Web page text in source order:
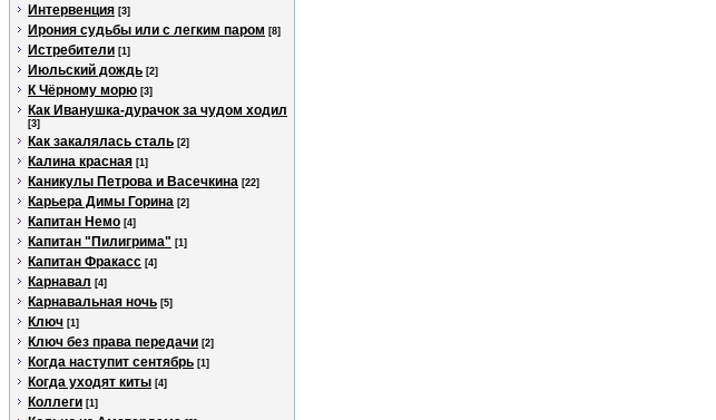
Интервенция [3]
Ирония судьбы или с легким паром [8]
Истребители [1]
Июльский дождь [2]
К Чёрному морю [3]
Как Иванушка-дурачок за чудом ходил
[3]
Как закалялась сталь [2]
Калина красная [1]
Каникулы Петрова и Васечкина [22]
Карьера Димы Горина [2]
Капитан Немо [4]
Капитан "Пилигрима" [1]
Капитан Фракасс [4]
Карнавал [4]
Карнавальная ночь [5]
Ключ [1]
Ключ без права передачи [2]
Когда наступит сентябрь [1]
Когда уходят киты [4]
Коллеги [1]